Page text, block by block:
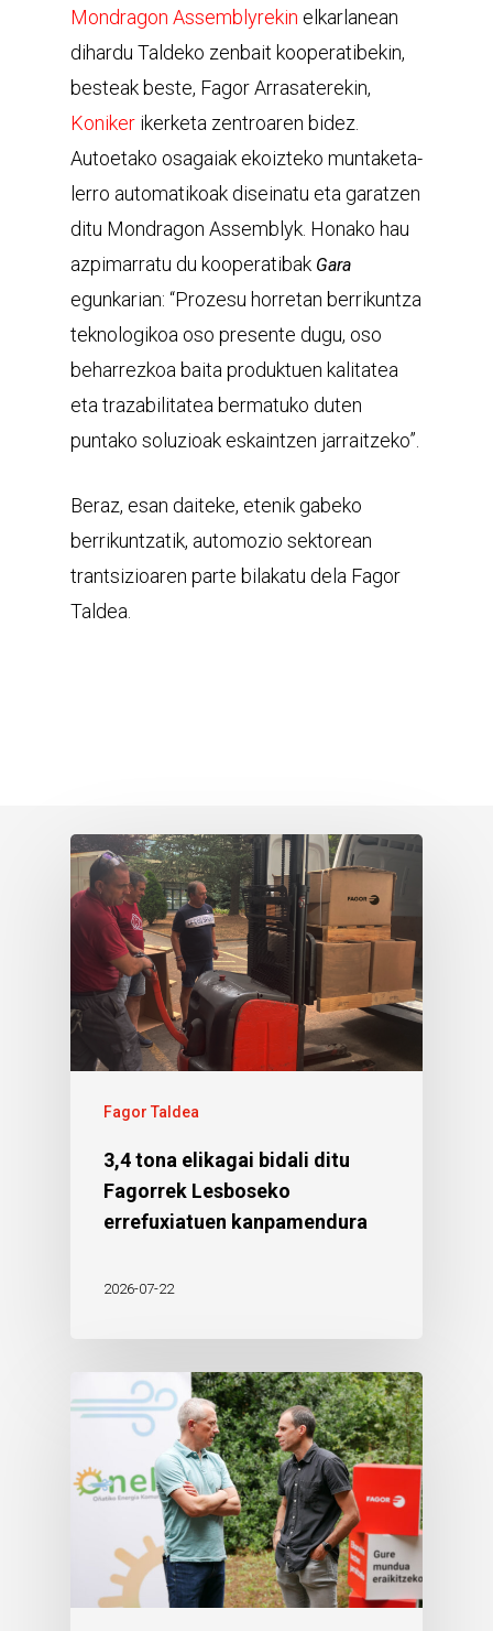
Mondragon Assemblyrekin elkarlanean
dihardu Taldeko zenbait kooperatibekin,
besteak beste, Fagor Arrasaterekin,
Koniker ikerketa zentroaren bidez.
Autoetako osagaiak ekoizteko muntaketa-
lerro automatikoak diseinatu eta garatzen
ditu Mondragon Assemblyk. Honako hau
azpimarratu du kooperatibak Gara
egunkarian: “Prozesu horretan berrikuntza
teknologikoa oso presente dugu, oso
beharrezkoa baita produktuen kalitatea
eta trazabilitatea bermatuko duten
puntako soluzioak eskaintzen jarraitzeko”.
Beraz, esan daiteke, etenik gabeko
berrikuntzatik, automozio sektorean
trantsizioaren parte bilakatu dela Fagor
Taldea.
Fagor Taldea
3,4 tona elikagai bidali ditu
Fagorrek Lesboseko
errefuxiatuen kanpamendura
2026-07-22